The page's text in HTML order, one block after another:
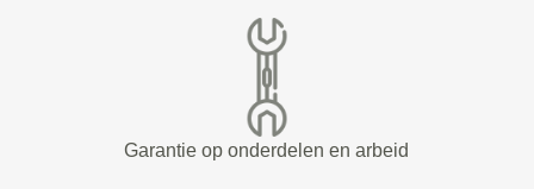
Garantie op onderdelen en arbeid